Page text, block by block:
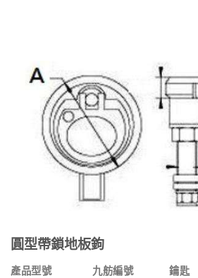
圓型帶鎖地板鉤
產品型號 九舫編號 鑰匙